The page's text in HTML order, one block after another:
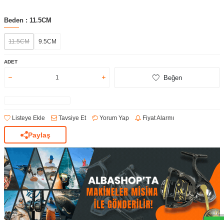
Beden : 11.5CM
11.5CM 9.5CM
ADET
Beğen
Listeye Ekle Tavsiye Et Yorum Yap Fiyat Alarmı
Paylaş